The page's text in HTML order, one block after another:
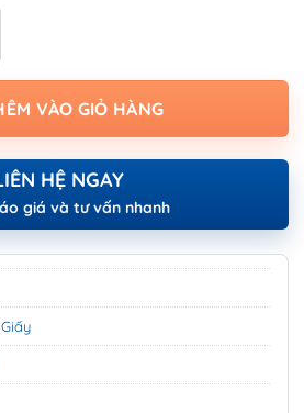
VÀO GIỎ HÀNG
HỆ NGAY
giá và tư vấn nhanh
Giấy